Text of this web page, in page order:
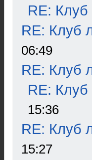
RE:
RE: Клуб
06:49
RE: Клуб
RE:
15:36
RE: Клуб
15:27